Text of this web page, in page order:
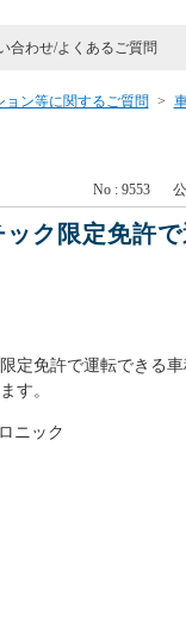
ン等に関するご質問 >
No : 9553
ク限定免許
定免許で運転できる車
す。
ニック